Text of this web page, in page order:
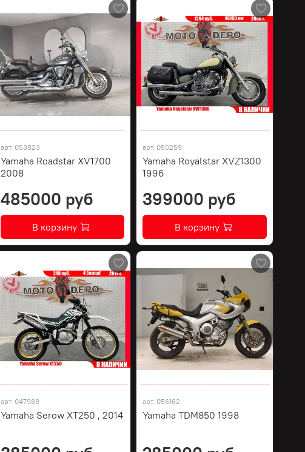
арт. 053823
Yamaha Roadstar XV1700
2008
485000 руб
В корзину
арт. 050259
Yamaha Royalstar XVZ1300
1996
399000 руб
В корзину
арт. 047988
Yamaha Serow XT250 , 2014
арт. 056162
Yamaha TDM850 1998